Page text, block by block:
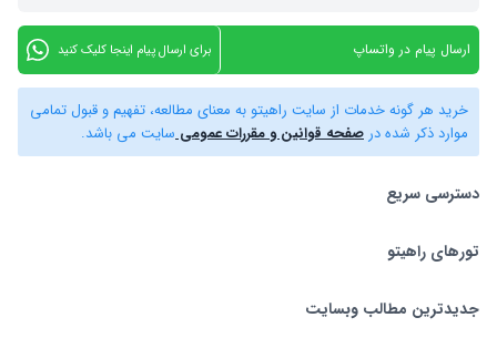
ارسال پیام در واتساپ برای ارسال پیام اینجا کلیک کنید
خرید هر گونه خدمات از سایت راهیتو به معنای مطالعه، تفهیم و قبول تمامی
موارد ذکر شده در صفحه قوانین و مقررات عمومیسایت می باشد.
دسترسی سریع
بلیط هواپیما
تورهای راهیتو
تورهای راهیتو
تور استانبول
جدیدترین مطالب وبسایت